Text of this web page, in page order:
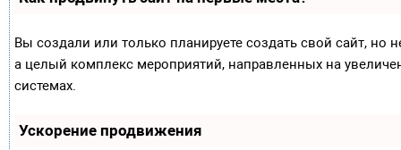
Вы создали или только планируете создать свой сайт, но
а целый комплекс мероприятий, направленных на
системах.
Ускорение продвижения